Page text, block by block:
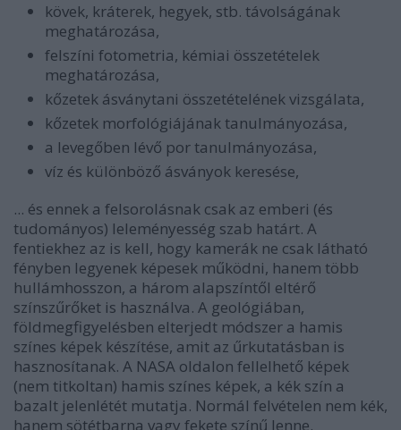
kövek, kráterek, hegyek, stb. távolságának
meghatározása,
felszíni fotometria, kémiai összetételek
meghatározása,
kőzetek ásványtani összetételének vizsgálata,
kőzetek morfológiájának tanulmányozása,
a levegőben lévő por tanulmányozása,
víz és különböző ásványok keresése,
... és ennek a felsorolásnak csak az emberi (és
tudományos) leleményesség szab határt. A
fentiekhez az is kell, hogy kamerák ne csak látható
fényben legyenek képesek működni, hanem több
hullámhosszon, a három alapszíntől eltérő
színszűrőket is használva. A geológiában,
földmegfigyelésben elterjedt módszer a hamis
színes képek készítése, amit az űrkutatásban is
hasznosítanak. A NASA oldalon fellelhető képek
(nem titkoltan) hamis színes képek, a kék szín a
bazalt jelenlétét mutatja. Normál felvételen nem kék,
hanem sötétbarna vagy fekete színű lenne.